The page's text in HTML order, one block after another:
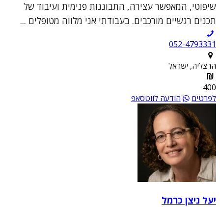
שיפוטי, המאפשר עצירה, התבוננות פנימית ועיבוד של
תכנים רגשיים מורכבים. בעבודתי אני מלווה מטופלים ...
052-4793331
הרצליה, ישראל
400
לפרטים
הודעה לווטסאפ
יעל ניצן כרמל